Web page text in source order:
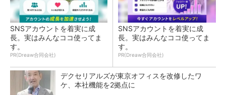
SNSアカウントを着実に成
長。実はみんなココ使ってま
す。
PR(Dreaw合同会社)
SNSアカウントを着実に成
長。実はみんなココ使ってま
す。
PR(Dreaw合同会社)
デクセリアルズが東京オフィスを改修したワ
ケ、本社機能を2拠点に